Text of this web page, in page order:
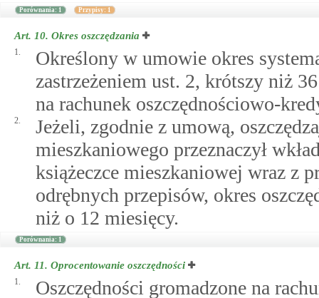
Porównania: 1 Przypisy: 1
Art. 10. Okres oszczędzania
1.
Określony w umowie okres
zastrzeżeniem ust. 2, krótszy niż
na rachunek oszczędnościowo-
2.
Jeżeli, zgodnie z umową,
mieszkaniowego przeznaczył
książeczce mieszkaniowej wraz z
odrębnych przepisów, okres
niż o 12 miesięcy.
Porównania: 1
Art. 11. Oprocentowanie oszczędności
1.
Oszczędności gromadzone na